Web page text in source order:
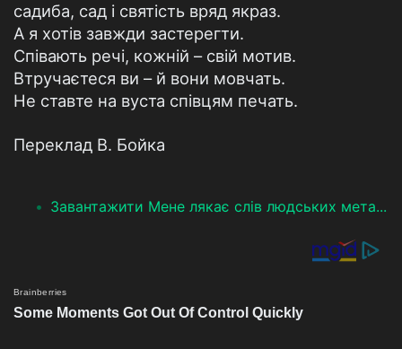
садиба, сад і святість вряд якраз.
А я хотів завжди застерегти.
Співають речі, кожній – свій мотив.
Втручаєтеся ви – й вони мовчать.
Не ставте на вуста співцям печать.
Переклад В. Бойка
Завантажити Мене лякає слів людських мета...